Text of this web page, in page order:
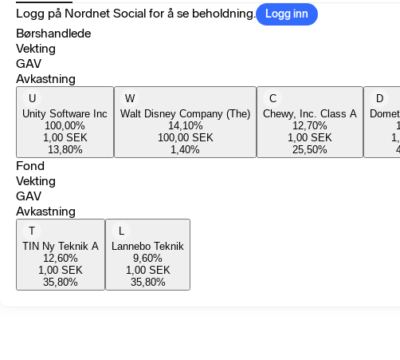
Logg på Nordnet Social for å se beholdning. Logg inn
Børshandlede
Vekting
GAV
Avkastning
U
Unity Software Inc
100,00%
1,00 SEK
13,80%
W
Walt Disney Company (The)
14,10%
100,00 SEK
1,40%
C
Chewy, Inc. Class A
12,70%
1,00 SEK
25,50%
D
Fond
Vekting
GAV
Avkastning
T
TIN Ny Teknik A
12,60%
1,00 SEK
35,80%
L
Lannebo Teknik
9,60%
1,00 SEK
35,80%